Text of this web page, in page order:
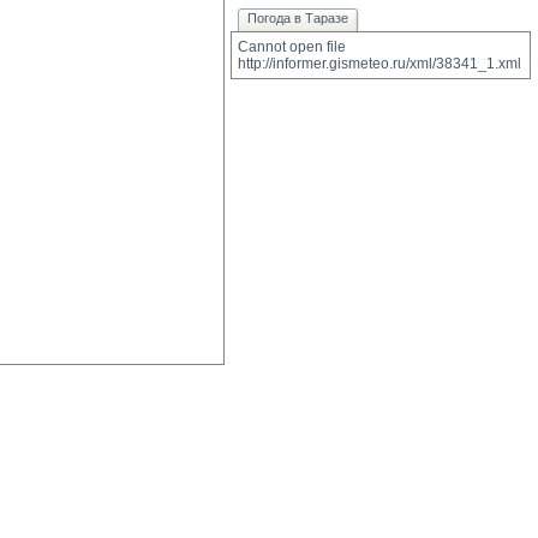
Погода в Таразе
Cannot open file
http://informer.gismeteo.ru/xml/38341_1.xml